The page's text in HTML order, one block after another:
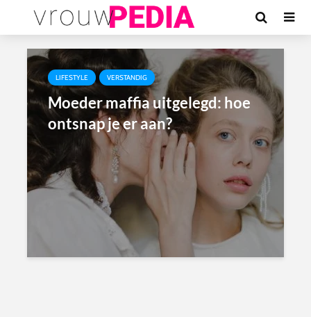
LIFESTYLE VERSTANDIG
Moeder maffia uitgelegd: hoe
ontsnap je er aan?